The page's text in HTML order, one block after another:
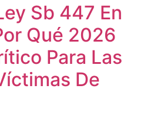
Sb 447 En
Qué 2026
Para Las
De